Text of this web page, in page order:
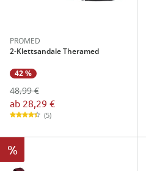
PROMED
2-Klettsandale Theramed
42 %
48,99 €
ab 28,29 €
(5)
%